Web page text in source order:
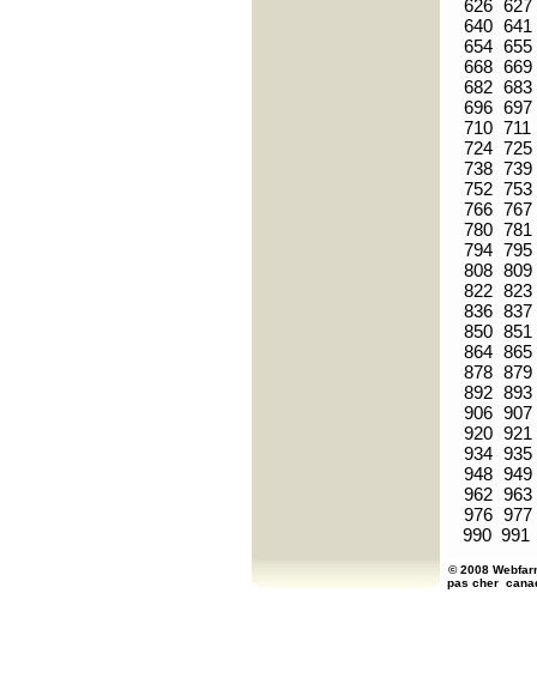
626 627
640 641
654 655
668 669
682 683
696 697
710 711
724 725
738 739
752 753
766 767
780 781
794 795
808 809
822 823
836 837
850 851
864 865
878 879
892 893
906 907
920 921
934 935
948 949
962 963
976 977
990 991
© 2008
pas cher